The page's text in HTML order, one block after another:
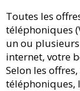
Toutes les
téléphoniques
un ou
internet, votre
Selon les
téléphoniques,